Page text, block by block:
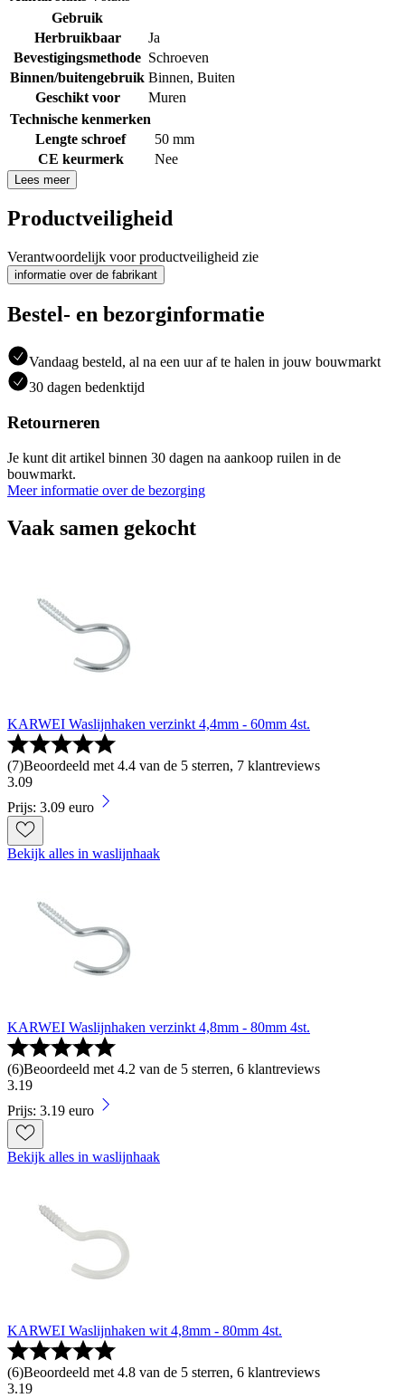
Gebruik
Herbruikbaar
Ja
Bevestigingsmethode Schroeven
Binnen/buitengebruik Binnen, Buiten
Geschikt voor
Muren
Technische kenmerken
Lengte schroef
50 mm
CE keurmerk
Nee
Lees meer
Productveiligheid
Verantwoordelijk voor productveiligheid zie
informatie over de fabrikant
Bestel- en bezorginformatie
Vandaag besteld, al na een uur af te halen in jouw bouwmarkt
30 dagen bedenktijd
Retourneren
Je kunt dit artikel binnen 30 dagen na aankoop ruilen in de
bouwmarkt.
Meer informatie over de bezorging
Vaak samen gekocht
KARWEI Waslijnhaken verzinkt 4,4mm - 60mm 4st.
(7)Beoordeeld met 4.4 van de 5 sterren, 7 klantreviews
3.09
Prijs: 3.09 euro
Bekijk alles in waslijnhaak
KARWEI Waslijnhaken verzinkt 4,8mm - 80mm 4st.
(6)Beoordeeld met 4.2 van de 5 sterren, 6 klantreviews
3.19
Prijs: 3.19 euro
Bekijk alles in waslijnhaak
KARWEI Waslijnhaken wit 4,8mm - 80mm 4st.
(6)Beoordeeld met 4.8 van de 5 sterren, 6 klantreviews
3.19